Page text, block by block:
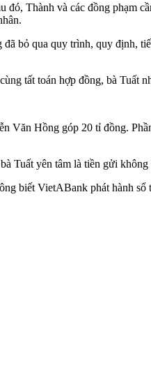
Thành và các đồng phạm
bỏ qua quy trình, quy định,
tất toán hợp đồng, bà Tuất
Văn Hồng góp 20 tỉ đồng.
Tuất yên tâm là tiền gửi không
biết VietABank phát hành sổ